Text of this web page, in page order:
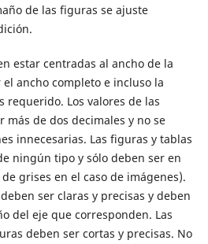
de las figuras se ajuste
estar centradas al ancho de la
ancho completo e incluso la
requerido. Los valores de las
más de dos decimales y no se
innecesarias. Las figuras y tablas
ningún tipo y sólo deben ser en
grises en el caso de imágenes).
ser claras y precisas y deben
del eje que corresponden. Las
deben ser cortas y precisas. No